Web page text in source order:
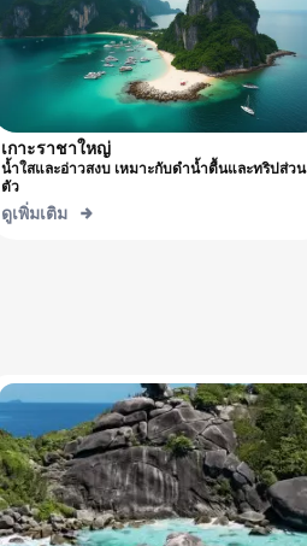
เกาะราชาใหญ่
น้ำใสและอ่าวสงบ เหมาะกับดำน้ำตื้นและทริปส่วน
ตัว
ดูเพิ่มเติม